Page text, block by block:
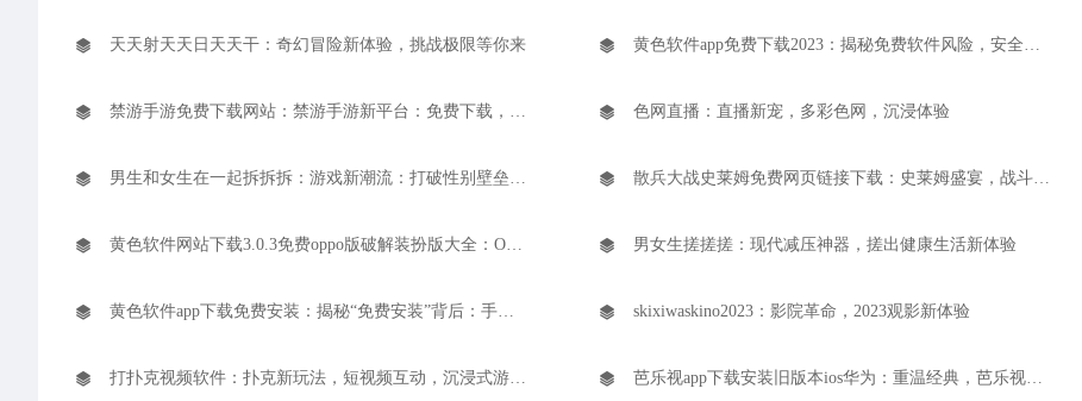
天天射天天日天天干：奇幻冒险新体验，挑战极限等你来 黄色软件app免费下载2023：揭秘免费软件风险，安全使用攻略！
禁游手游免费下载网站：禁游手游新平台：免费下载，风险需警惕 色网直播：直播新宠，多彩色网，沉浸体验
男生和女生在一起拆拆拆：游戏新潮流：打破性别壁垒，甜蜜互动新体验 散兵大战史莱姆免费网页链接下载：史莱姆盛宴，战斗一触即发
黄色软件网站下载3.0.3免费oppo版破解装扮版大全：OPPO版神器应用，海量资源任你下载 男女生搓搓搓：现代减压神器，搓出健康生活新体验
黄色软件app下载免费安装：揭秘“免费安装”背后：手机应用安全如何保障？ skixiwaskino2023：影院革命，2023观影新体验
打扑克视频软件：扑克新玩法，短视频互动，沉浸式游戏体验来袭 芭乐视app下载安装旧版本ios华为：重温经典，芭乐视旧版游戏免费下载！